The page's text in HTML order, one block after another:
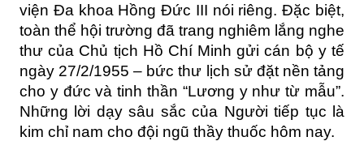
viện Đa khoa Hồng Đức III nói riêng. Đặc biệt,
toàn thể hội trường đã trang nghiêm lắng nghe
thư của Chủ tịch Hồ Chí Minh gửi cán bộ y tế
ngày 27/2/1955 – bức thư lịch sử đặt nền tảng
cho y đức và tinh thần “Lương y như từ mẫu”.
Những lời dạy sâu sắc của Người tiếp tục là
kim chỉ nam cho đội ngũ thầy thuốc hôm nay.